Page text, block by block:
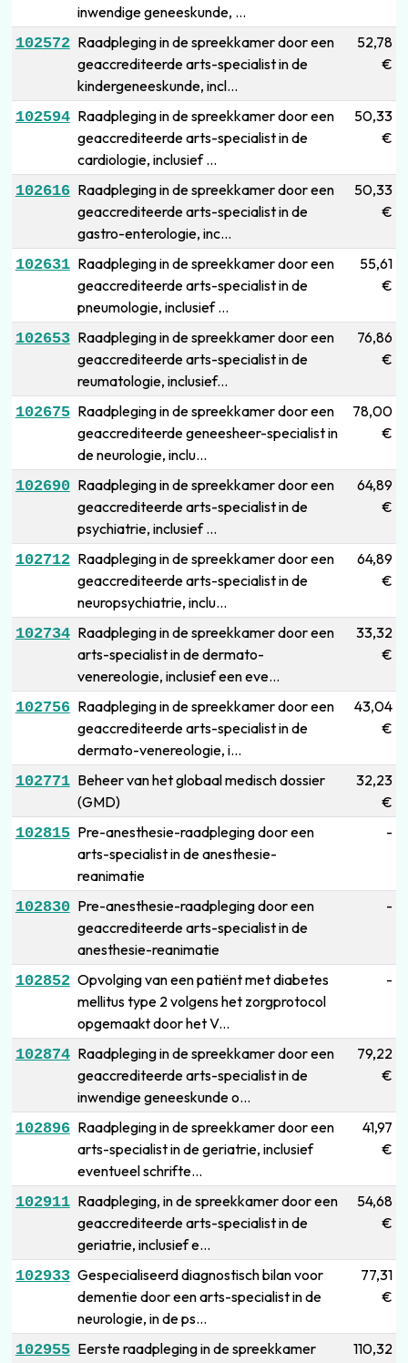
inwendige geneeskunde, ...
102572 Raadpleging in de spreekkamer door een
geaccrediteerde arts-specialist in de
kindergeneeskunde, incl...
52,78
€
102594 Raadpleging in de spreekkamer door een
geaccrediteerde arts-specialist in de
cardiologie, inclusief ...
50,33
€
102616 Raadpleging in de spreekkamer door een
geaccrediteerde arts-specialist in de
gastro-enterologie, inc...
50,33
€
102631 Raadpleging in de spreekkamer door een
geaccrediteerde arts-specialist in de
pneumologie, inclusief ...
55,61
€
102653 Raadpleging in de spreekkamer door een
geaccrediteerde arts-specialist in de
reumatologie, inclusief...
76,86
€
102675 Raadpleging in de spreekkamer door een
geaccrediteerde geneesheer-specialist in
de neurologie, inclu...
78,00
€
102690 Raadpleging in de spreekkamer door een
geaccrediteerde arts-specialist in de
psychiatrie, inclusief ...
64,89
€
102712 Raadpleging in de spreekkamer door een
geaccrediteerde arts-specialist in de
neuropsychiatrie, inclu...
64,89
€
102734 Raadpleging in de spreekkamer door een
arts-specialist in de dermato-
venereologie, inclusief een eve...
33,32
€
102756 Raadpleging in de spreekkamer door een
geaccrediteerde arts-specialist in de
dermato-venereologie, i...
43,04
€
102771 Beheer van het globaal medisch dossier
(GMD)
32,23
€
102815 Pre-anesthesie-raadpleging door een
arts-specialist in de anesthesie-
reanimatie
-
102830 Pre-anesthesie-raadpleging door een
geaccrediteerde arts-specialist in de
anesthesie-reanimatie
-
102852 Opvolging van een patiënt met diabetes
mellitus type 2 volgens het zorgprotocol
opgemaakt door het V...
-
102874 Raadpleging in de spreekkamer door een
geaccrediteerde arts-specialist in de
inwendige geneeskunde o...
79,22
€
102896 Raadpleging in de spreekkamer door een
arts-specialist in de geriatrie, inclusief
eventueel schrifte...
41,97
€
102911 Raadpleging, in de spreekkamer door een
geaccrediteerde arts-specialist in de
geriatrie, inclusief e...
54,68
€
102933 Gespecialiseerd diagnostisch bilan voor
dementie door een arts-specialist in de
neurologie, in de ps...
77,31
€
102955 Eerste raadpleging in de spreekkamer
110,32